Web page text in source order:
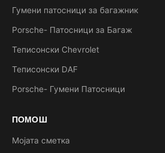
Гумени патосници за багажник
Porsche- Патосници за Багаж
Теписонски Chevrolet
Теписонски DAF
Porsche- Гумени Патосници
ПОМОШ
Мојата сметка